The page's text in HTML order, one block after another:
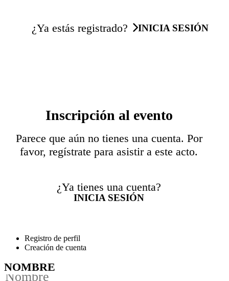
¿Ya estás registrado? INICIA SESIÓN
Inscripción al evento
Parece que aún no tienes una cuenta. Por
favor, regístrate para asistir a este acto.
¿Ya tienes una cuenta?
INICIA SESIÓN
Registro de perfil
Creación de cuenta
NOMBRE